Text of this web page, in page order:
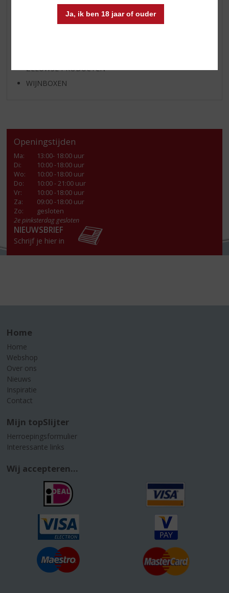
Ja, ik ben 18 jaar of ouder
GESCHENKVERPAKKING
(RELATIE)GESCHENKEN
ZEEUWSE PRODUCTEN
WIJNBOXEN
Openingstijden
Ma:
13:00- 18:00 uur
Di:
10:00 -18:00 uur
Wo:
10:00 -18:00 uur
Do:
10:00 - 21:00 uur
Vr:
10:00 -18:00 uur
Za:
09:00 -18:00 uur
Zo:
gesloten
2e pinksterdag gesloten
NIEUWSBRIEF
Schrijf je hier in
Home
Home
Webshop
Over ons
Nieuws
Inspiratie
Contact
Mijn topSlijter
Herroepingsformulier
Interessante links
Wij accepteren...